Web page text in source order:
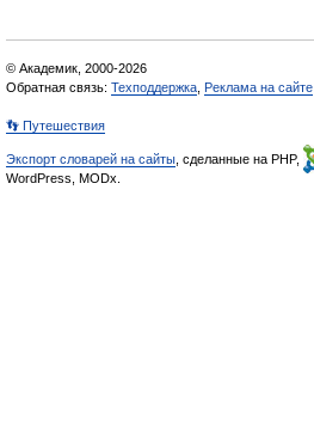
© Академик, 2000-2026
Обратная связь: Техподдержка Реклама на сайте
👣 Путешествия
Экспорт словарей на сайты , сделанные на PHP,
WordPress, MODx.